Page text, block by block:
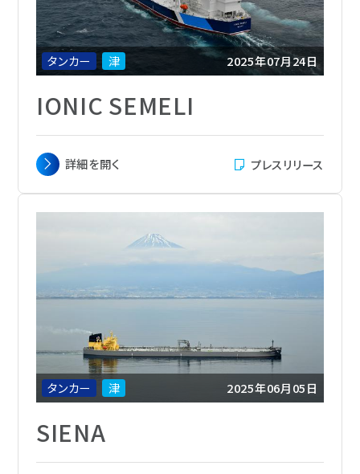
船籍
マーシャル諸島
タンカー 津 2025年07月24日
IONIC SEMELI
主要寸法
全長 274.30m x 幅 48.00 m x 深さ 23.15
Mitsui MAN-B&W 7S60ME-C10.6-
EGRBP
航海速力
14.5ノット
LR
船籍
マーシャル諸島
詳細を開く プレスリリース
タンカー 津 2025年06月05日
SIENA